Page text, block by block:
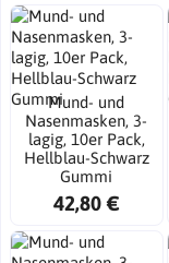
Mund- und
Nasenmasken, 3-
lagig, 10er Pack,
Hellblau-Schwarz
Gummi
42,80 €